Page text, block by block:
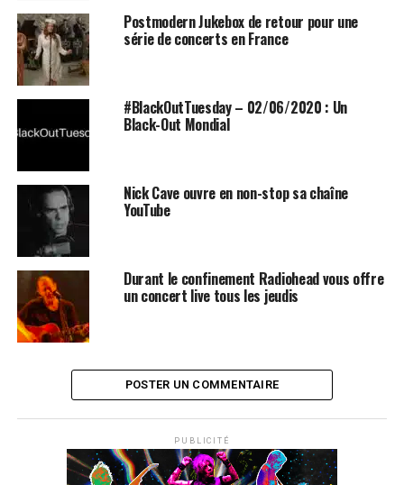
SUJETS ASSOCIÉS: RADIOHEAD THE STROKES
Postmodern Jukebox de retour pour une
série de concerts en France
#BlackOutTuesday – 02/06/2020 : Un
Black-Out Mondial
Nick Cave ouvre en non-stop sa chaîne
YouTube
Durant le confinement Radiohead vous offre
un concert live tous les jeudis
POSTER UN COMMENTAIRE
PUBLICITÉ